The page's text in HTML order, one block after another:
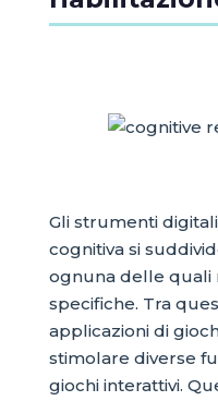
Gli strumenti
cognitiva si
ognuna delle quali
specifiche. Tra
applicazioni di
stimolare diverse
giochi interattivi.